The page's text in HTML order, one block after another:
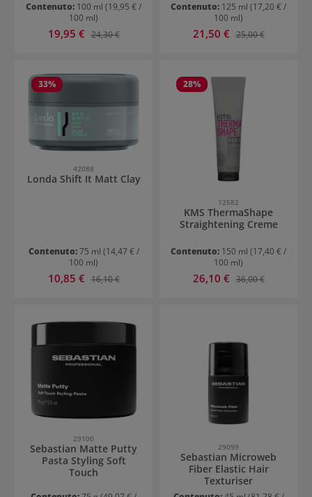
Contenuto: 100 ml (19,95 € /
100 ml)
Prezzo di vendita:
19,95 € Prezzo normale:
24,30 €
Contenuto: 125 ml (17,20 € /
100 ml)
Prezzo di vendita:
21,50 € Prezzo normale:
25,00 €
33%
42088
Londa Shift It Matt Clay
Contenuto:75 ml (14,47 € /
100 ml)
Prezzo di vendita:
10,85 € Prezzo normale:
16,10 €
28%
12582
KMS ThermaShape
Straightening Creme
Contenuto: 150 ml (17,40 € /
100 ml)
Prezzo di vendita:
26,10 € Prezzo normale:
36,00 €
29100
Sebastian Matte Putty
Pasta Styling Soft
Touch
29099
Sebastian Microweb
Fiber Elastic Hair
Texturiser